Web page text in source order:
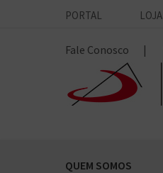
PORTAL
Fale Conosco |
QUEM SOMOS